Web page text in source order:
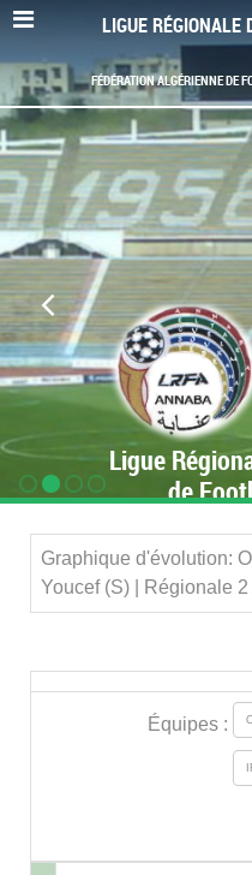
LIGUE
Ligue
de
Graphique d'évolution:
Youcef (S) | Régionale
Équipes :